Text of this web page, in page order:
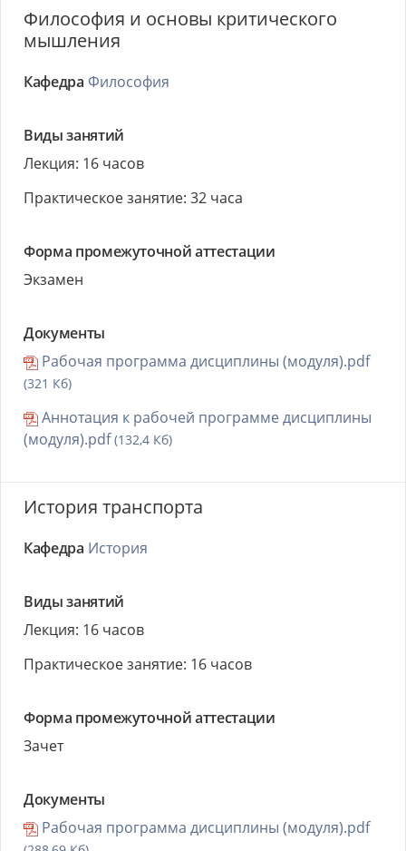
Философия и основы критического
мышления
Кафедра Философия
Виды занятий
Лекция: 16 часов
Практическое занятие: 32 часа
Форма промежуточной аттестации
Экзамен
Документы
Рабочая программа дисциплины (модуля).pdf
(321 Кб)
Аннотация к рабочей программе дисциплины
(модуля).pdf(132,4 Кб)
История транспорта
Кафедра История
Виды занятий
Лекция: 16 часов
Практическое занятие: 16 часов
Форма промежуточной аттестации
Зачет
Документы
Рабочая программа дисциплины (модуля).pdf